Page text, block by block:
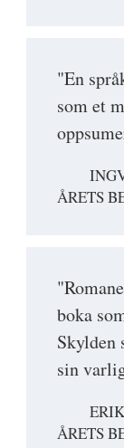
"En
som et
ÅRETS
boka
Skylden
sin
ÅRETS